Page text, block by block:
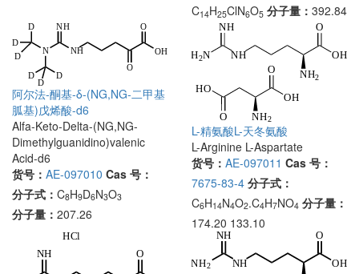
C14H25ClN6O5 分子量： 392.84
阿尔法-酮基-δ-(NG,NG-二甲基
胍基)戊烯酸-d6
Alfa-Keto-Delta-(NG,NG-
Dimethylguanidino)valenic
Acid-d6
货号： AE-097010 Cas 号：
分子式： C8H9D6N3O3
分子量： 207.26
L-精氨酸L-天冬氨酸
L-Arginine L-Aspartate
货号： AE-097011 Cas 号：
7675-83-4 分子式：
C6H14N4O2.C4H7NO4 分子量：
174.20 133.10